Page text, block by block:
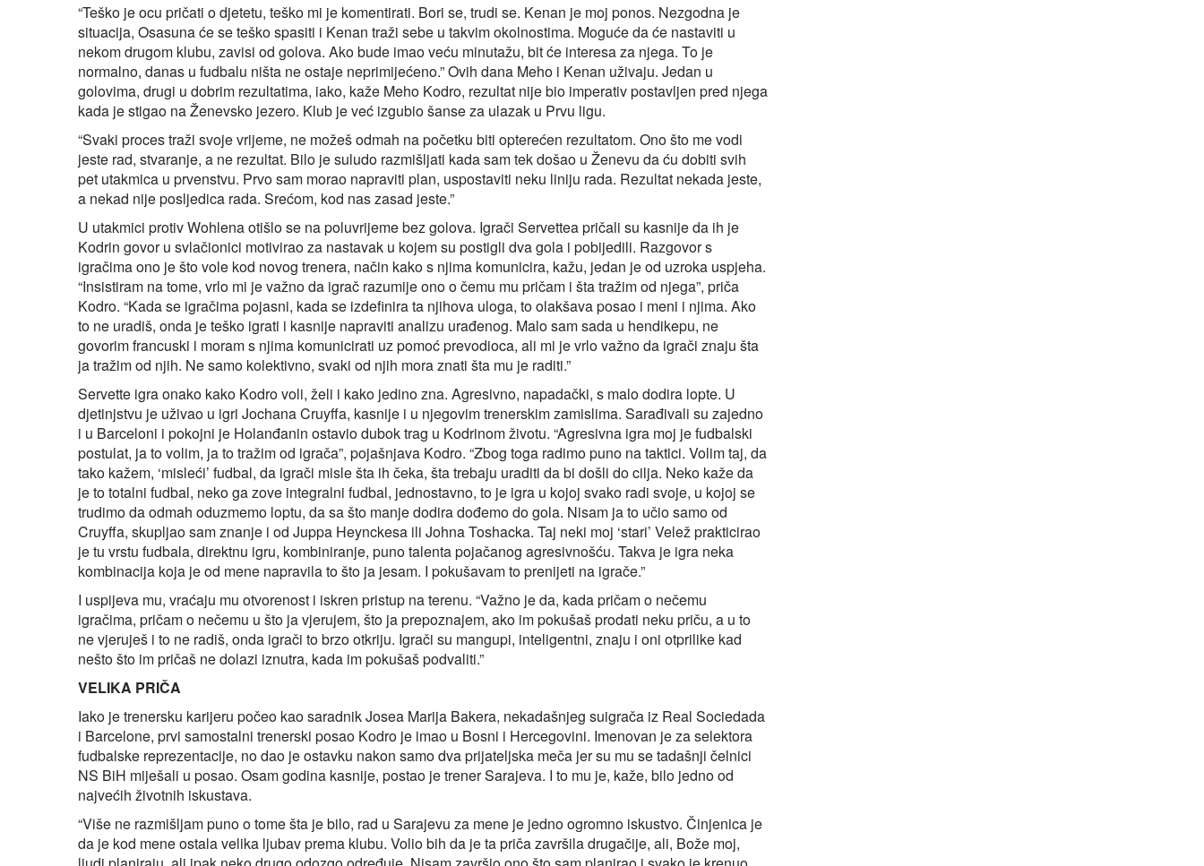
“Teško je ocu pričati o djetetu, teško mi je komentirati. Bori se, trudi se. Kenan je moj ponos. Nezgodna je
situacija, Osasuna će se teško spasiti i Kenan traži sebe u takvim okolnostima. Moguće da će nastaviti u
nekom drugom klubu, zavisi od golova. Ako bude imao veću minutažu, bit će interesa za njega. To je
normalno, danas u fudbalu ništa ne ostaje neprimijećeno.” Ovih dana Meho i Kenan uživaju. Jedan u
golovima, drugi u dobrim rezultatima, iako, kaže Meho Kodro, rezultat nije bio imperativ postavljen pred njega
kada je stigao na Ženevsko jezero. Klub je već izgubio šanse za ulazak u Prvu ligu.
“Svaki proces traži svoje vrijeme, ne možeš odmah na početku biti opterećen rezultatom. Ono što me vodi
jeste rad, stvaranje, a ne rezultat. Bilo je suludo razmišljati kada sam tek došao u Ženevu da ću dobiti svih
pet utakmica u prvenstvu. Prvo sam morao napraviti plan, uspostaviti neku liniju rada. Rezultat nekada jeste,
a nekad nije posljedica rada. Srećom, kod nas zasad jeste.”
U utakmici protiv Wohlena otišlo se na poluvrijeme bez golova. Igrači Servettea pričali su kasnije da ih je
Kodrin govor u svlačionici motivirao za nastavak u kojem su postigli dva gola i pobijedili. Razgovor s
igračima ono je što vole kod novog trenera, način kako s njima komunicira, kažu, jedan je od uzroka uspjeha.
“Insistiram na tome, vrlo mi je važno da igrač razumije ono o čemu mu pričam i šta tražim od njega”, priča
Kodro. “Kada se igračima pojasni, kada se izdefinira ta njihova uloga, to olakšava posao i meni i njima. Ako
to ne uradiš, onda je teško igrati i kasnije napraviti analizu urađenog. Malo sam sada u hendikepu, ne
govorim francuski i moram s njima komunicirati uz pomoć prevodioca, ali mi je vrlo važno da igrači znaju šta
ja tražim od njih. Ne samo kolektivno, svaki od njih mora znati šta mu je raditi.”
Servette igra onako kako Kodro voli, želi i kako jedino zna. Agresivno, napadački, s malo dodira lopte. U
djetinjstvu je uživao u igri Jochana Cruyffa, kasnije i u njegovim trenerskim zamislima. Sarađivali su zajedno
i u Barceloni i pokojni je Holanđanin ostavio dubok trag u Kodrinom životu. “Agresivna igra moj je fudbalski
postulat, ja to volim, ja to tražim od igrača”, pojašnjava Kodro. “Zbog toga radimo puno na taktici. Volim taj, da
tako kažem, ‘misleći’ fudbal, da igrači misle šta ih čeka, šta trebaju uraditi da bi došli do cilja. Neko kaže da
je to totalni fudbal, neko ga zove integralni fudbal, jednostavno, to je igra u kojoj svako radi svoje, u kojoj se
trudimo da odmah oduzmemo loptu, da sa što manje dodira dođemo do gola. Nisam ja to učio samo od
Cruyffa, skupljao sam znanje i od Juppa Heynckesa ili Johna Toshacka. Taj neki moj ‘stari’ Velež prakticirao
je tu vrstu fudbala, direktnu igru, kombiniranje, puno talenta pojačanog agresivnošću. Takva je igra neka
kombinacija koja je od mene napravila to što ja jesam. I pokušavam to prenijeti na igrače.”
I uspijeva mu, vraćaju mu otvorenost i iskren pristup na terenu. “Važno je da, kada pričam o nečemu
igračima, pričam o nečemu u što ja vjerujem, što ja prepoznajem, ako im pokušaš prodati neku priču, a u to
ne vjeruješ i to ne radiš, onda igrači to brzo otkriju. Igrači su mangupi, inteligentni, znaju i oni otprilike kad
nešto što im pričaš ne dolazi iznutra, kada im pokušaš podvaliti.”
VELIKA PRIČA
Iako je trenersku karijeru počeo kao saradnik Josea Marija Bakera, nekadašnjeg suigrača iz Real Sociedada
i Barcelone, prvi samostalni trenerski posao Kodro je imao u Bosni i Hercegovini. Imenovan je za selektora
fudbalske reprezentacije, no dao je ostavku nakon samo dva prijateljska meča jer su mu se tadašnji čelnici
NS BiH miješali u posao. Osam godina kasnije, postao je trener Sarajeva. I to mu je, kaže, bilo jedno od
najvećih životnih iskustava.
“Više ne razmišljam puno o tome šta je bilo, rad u Sarajevu za mene je jedno ogromno iskustvo. Činjenica je
da je kod mene ostala velika ljubav prema klubu. Volio bih da je ta priča završila drugačije, ali, Bože moj,